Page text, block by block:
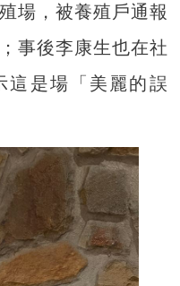
場，被養殖戶通報
事後李康生也在社
這是場「美麗的誤